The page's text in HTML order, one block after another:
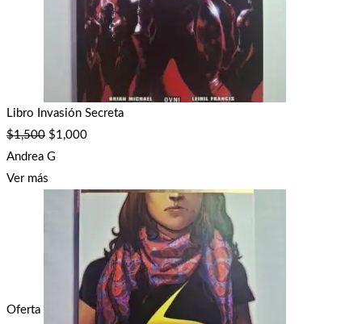
Libro Invasión Secreta
$1,500 $1,000
Andrea G
Ver más
Oferta